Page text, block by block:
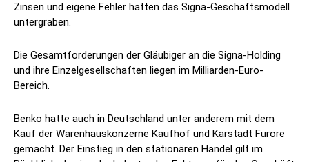
Zinsen und eigene Fehler hatten das Signa-Geschäftsmodell
untergraben.
Die Gesamtforderungen der Gläubiger an die Signa-Holding
und ihre Einzelgesellschaften liegen im Milliarden-Euro-
Bereich.
Benko hatte auch in Deutschland unter anderem mit dem
Kauf der Warenhauskonzerne Kaufhof und Karstadt Furore
gemacht. Der Einstieg in den stationären Handel gilt im